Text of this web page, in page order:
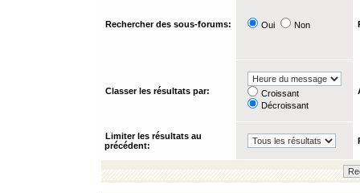
Rechercher des sous-forums: Oui Non
Classer les résultats par:
Croissant
Décroissant
Limiter les résultats au
précédent: